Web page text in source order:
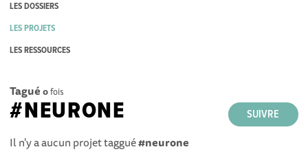
LES DOSSIERS
LES PROJETS
LES RESSOURCES
Tagué 0fois
SUIVRE
#NEURONE
Il n'y a aucun projet taggué#neurone